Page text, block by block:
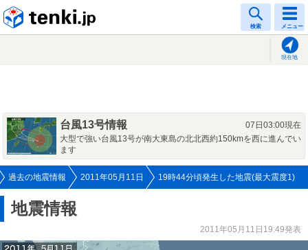
検索 メニュー
現在地
台風13号情報
07日03:00現在
大型で強い台風13号が南大東島の北北西約150kmを西に進んでい
ます
過去の地震情報 2011年05月11日 19時44分頃発生した地震(最大震度1)
地震情報
2011年05月11日19:49発表